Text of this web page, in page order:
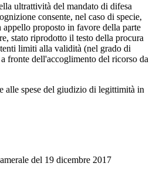
ultrattività del mandato di difesa
consente, nel caso di specie,
proposto in favore della parte
stato riprodotto il testo della procura
limiti alla validità (nel grado di
fronte dell'accoglimento del ricorso da
alle spese del giudizio di legittimità in
del 19 dicembre 2017